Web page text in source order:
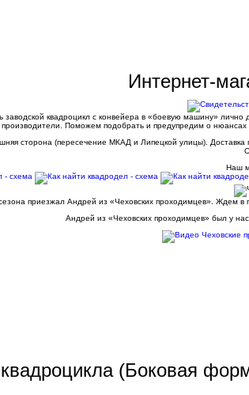
Интернет-
заводской квадроцикл с конвейера в «боевую машину»
производители. Поможем подобрать и предупредим о
сторона (пересечение МКАД и Липецкой улицы).
Наш
приезжал Андрей из «Чеховских проходимцев».
Андрей из «Чеховских проходимцев» был у
(Боковая